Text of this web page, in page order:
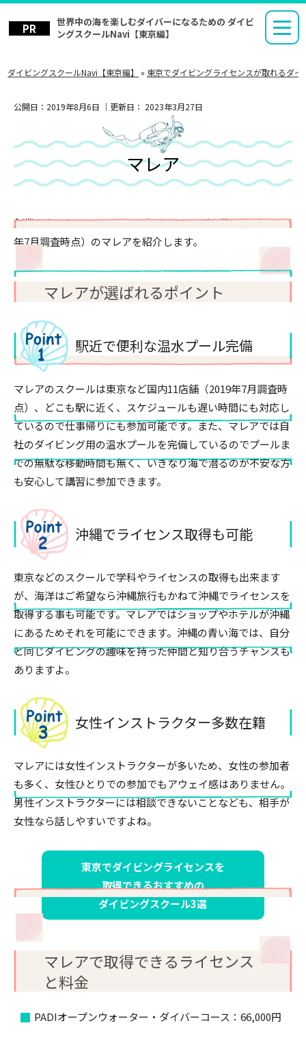
世界中の海を楽しむダイバーになるための ダイビ
ングスクールNavi【東京編】
ダイビングスクールNavi【東京編】 » 東京でダイビングライセンスが取れるダ
公開日： 2019年8月6日 ｜更新日： 2023年3月27日
マレア
創業から24年、PADIコースディレクターが多数在籍（2019
年7月調査時点）のマレアを紹介します。
マレアが選ばれるポイント
駅近で便利な温水プール完備
マレアのスクールは東京など国内11店舗（2019年7月調査時
点）、どこも駅に近く、スケジュールも遅い時間にも対応し
ているので仕事帰りにも参加可能です。また、マレアでは自
社のダイビング用の温水プールを完備しているのでプールま
での無駄な移動時間も無く、いきなり海で潜るのが不安な方
も安心して講習に参加できます。
沖縄でライセンス取得も可能
東京などのスクールで学科やライセンスの取得も出来ます
が、海洋はご希望なら沖縄旅行もかねて沖縄でライセンスを
取得する事も可能です。マレアではショップやホテルが沖縄
にあるためそれを可能にできます。沖縄の青い海では、自分
と同じダイビングの趣味を持った仲間と知り合うチャンスも
ありますよ。
女性インストラクター多数在籍
マレアには女性インストラクターが多いため、女性の参加者
も多く、女性ひとりでの参加でもアウェイ感はありません。
男性インストラクターには相談できないことなども、相手が
女性なら話しやすいですよね。
東京でダイビングライセンスを
取得できるおすすめの
ダイビングスクール3選
マレアで取得できるライセンス
と料金
PADIオープンウォーター・ダイバーコース：66,000円